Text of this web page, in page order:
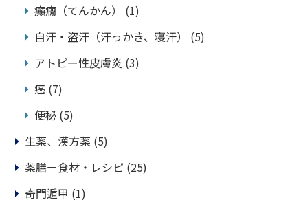
癲癇（てんかん）
(1)
自汗・盗汗（汗っかき、寝汗）
(5)
アトピー性皮膚炎 (3)
癌 (7)
便秘 (5)
生薬、漢方薬 (5)
薬膳ー食材・レシピ (25)
奇門遁甲 (1)